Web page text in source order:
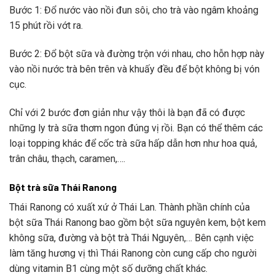
Bước 1: Đổ nước vào nồi đun sôi, cho trà vào ngâm khoảng
15 phút rồi vớt ra.
Bước 2: Đổ bột sữa và đường trộn với nhau, cho hỗn hợp này
vào nồi nước trà bên trên và khuấy đều để bột không bị vón
cục.
Chỉ với 2 bước đơn giản như vậy thôi là bạn đã có được
những ly trà sữa thơm ngon đúng vị rồi. Bạn có thể thêm các
loại topping khác để cốc trà sữa hấp dẫn hơn như hoa quả,
trân châu, thạch, caramen,….
Bột trà sữa Thái Ranong
Thái Ranong có xuất xứ ở Thái Lan. Thành phần chính của
bột sữa Thái Ranong bao gồm bột sữa nguyên kem, bột kem
không sữa, đường và bột trà Thái Nguyên,… Bên cạnh việc
làm tăng hương vị thì Thái Ranong còn cung cấp cho người
dùng vitamin B1 cùng một số dưỡng chất khác.